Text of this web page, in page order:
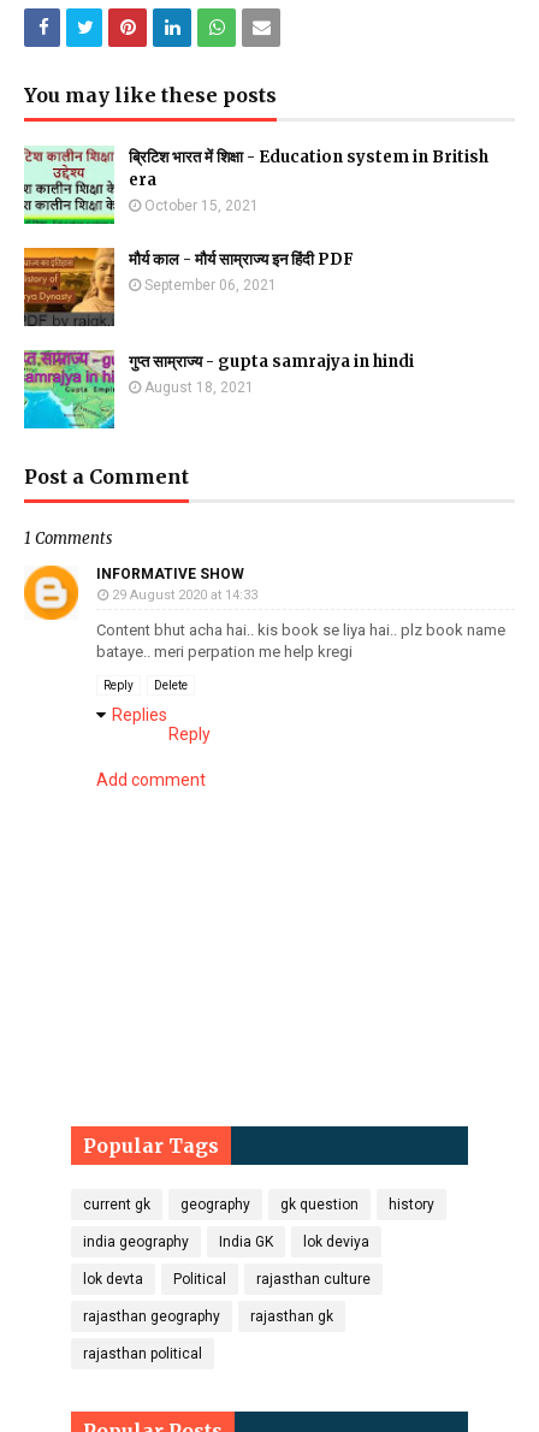
You may like these posts
ब्रिटिश भारत में शिक्षा - Education system in British
era
October 15, 2021
मौर्य काल - मौर्य साम्राज्य इन हिंदी PDF
September 06, 2021
गुप्त साम्राज्य - gupta samrajya in hindi
August 18, 2021
Post a Comment
1 Comments
INFORMATIVE SHOW
29 August 2020 at 14:33
Content bhut acha hai.. kis book se liya hai.. plz book name
bataye.. meri perpation me help kregi
Reply Delete
Replies
Reply
Add comment
Popular Tags
current gk geography gk question history
india geography India GK lok deviya
lok devta Political rajasthan culture
rajasthan geography rajasthan gk
rajasthan political